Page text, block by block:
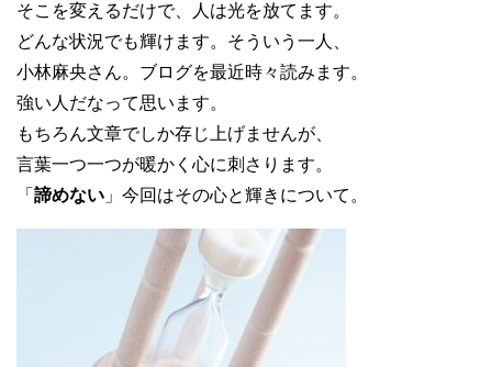
そこを変えるだけで、人は光を放てます。
どんな状況でも輝けます。そういう一人、
小林麻央さん。ブログを最近時々読みます。
強い人だなって思います。
もちろん文章でしか存じ上げませんが、
言葉一つ一つが暖かく心に刺さります。
「 諦めない 」今回はその心と輝きについて。